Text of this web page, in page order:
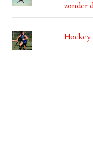
zonder
Hockey